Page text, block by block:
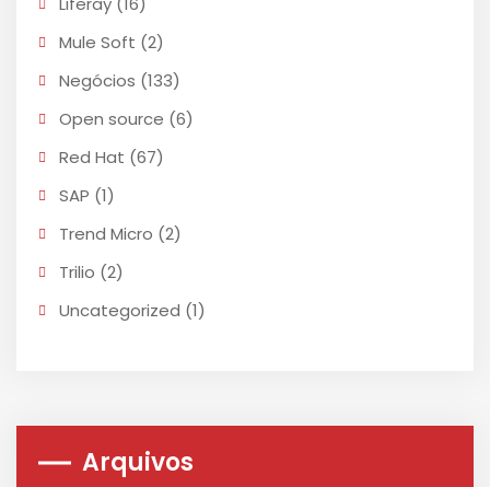
Mule Soft (2)
Negócios (133)
Open source (6)
Red Hat (67)
SAP (1)
Trend Micro (2)
Trilio (2)
Uncategorized (1)
Arquivos